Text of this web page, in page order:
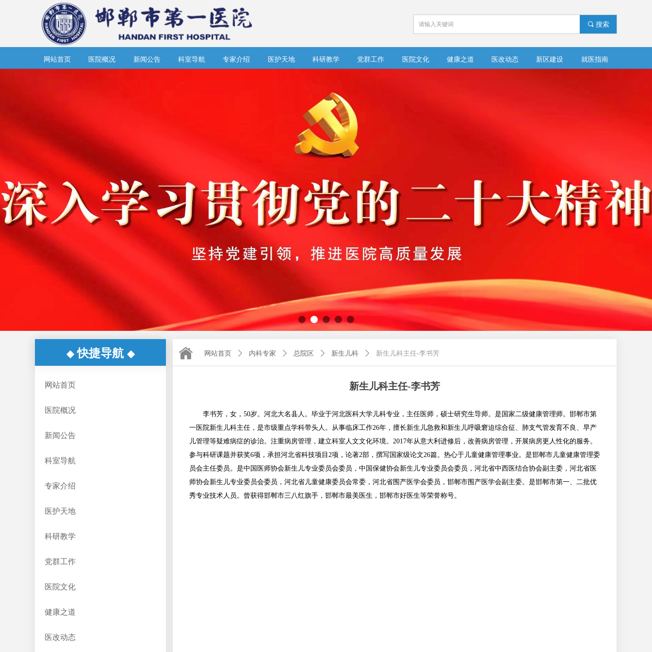
끠 搜索
网站首页 医院概况 新闻公告 科室导航 专家介绍 医护天地 科研教学 党群工作 医院文化 健康之道 医改动态 新区建设 就医指南
新生儿科主任-李书芳
李书芳，女，50岁。河北大名县人。毕业于河北医科大学儿科专业，主任医师，硕士研究生导师。是国家二级健康管理师。邯郸市第
一医院新生儿科主任，是市级重点学科带头人。从事临床工作26年，擅长新生儿急救和新生儿呼吸窘迫综合征、肺支气管发育不良、早产
儿管理等疑难病症的诊治。注重病房管理，建立科室人文文化环境。 2017年从意大利进修后，改善病房管理，开展病房更人性化的服务。
参与科研课题并获奖6项，承担河北省科技项目 2项，论著2部，撰写国家级论文26篇。热心于儿童健康管理事业。是邯郸市儿童健康管理委
员会主任委员。是中国医师协会新生儿专业委员会委员，中国保健协会新生儿专业委员会委员，河北省中西医结合协会副主委，河北省医
师协会新生儿专业委员会委员，河北省儿童健康委员会常委，河北省围产医学会委员，邯郸市围产医学会副主委。是邯郸市第一、二批优
秀专业技术人员。曾获得邯郸市三八红旗手，邯郸市最美医生，邯郸市好医生等荣誉称号。
网站首页 ꄲ 内科专家 ꄲ 总院区 ꄲ 新生儿科 ꄲ 新生儿科主任-李书芳
◆快捷导航 ◆
网站首页
医院概况
新闻公告
科室导航
专家介绍
医护天地
科研教学
党群工作
医院文化
健康之道
医改动态